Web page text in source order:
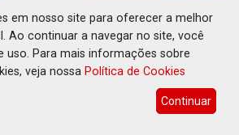
em nosso site para oferecer a melhor
Ao continuar a navegar no site, você
uso. Para mais informações sobre
veja nossa Política de Cookies
Continuar